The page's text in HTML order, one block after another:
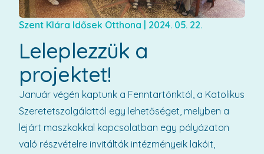
Szent Klára Idősek Otthona 2024. 05. 22.
Leleplezzük a
projektet!
Január végén kaptunk a Fenntartónktól, a Katolikus
Szeretetszolgálattól egy lehetőséget, melyben a
lejárt maszkokkal kapcsolatban egy pályázaton
való részvételre invitálták intézményeik lakóit,